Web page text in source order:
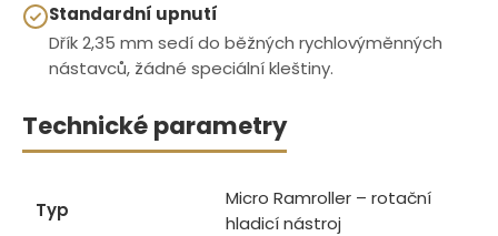
Standardní upnutí
Dřík 2,35 mm sedí do běžných rychlovýměnných
nástavců, žádné speciální kleštiny.
Technické parametry
Typ
Micro Ramroller – rotační
hladicí nástroj